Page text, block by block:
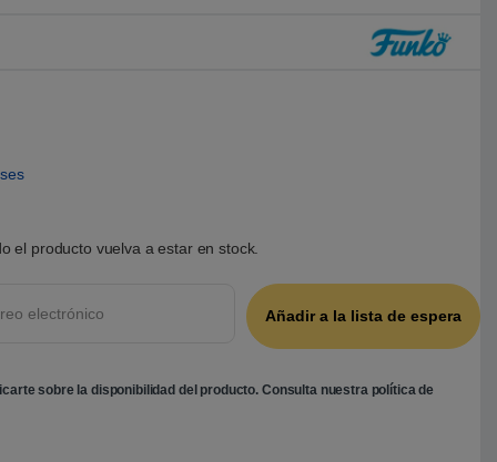
el producto vuelva a estar en stock.
sobre la disponibilidad del producto. Consulta nuestra política de